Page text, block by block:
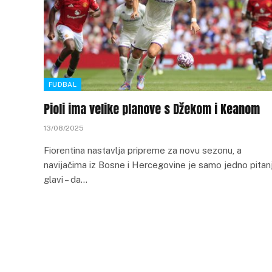
FUDBAL
Pioli ima velike planove s Džekom i Keanom
13/08/2025
Fiorentina nastavlja pripreme za novu sezonu, a
navijačima iz Bosne i Hercegovine je samo jedno
glavi – da…